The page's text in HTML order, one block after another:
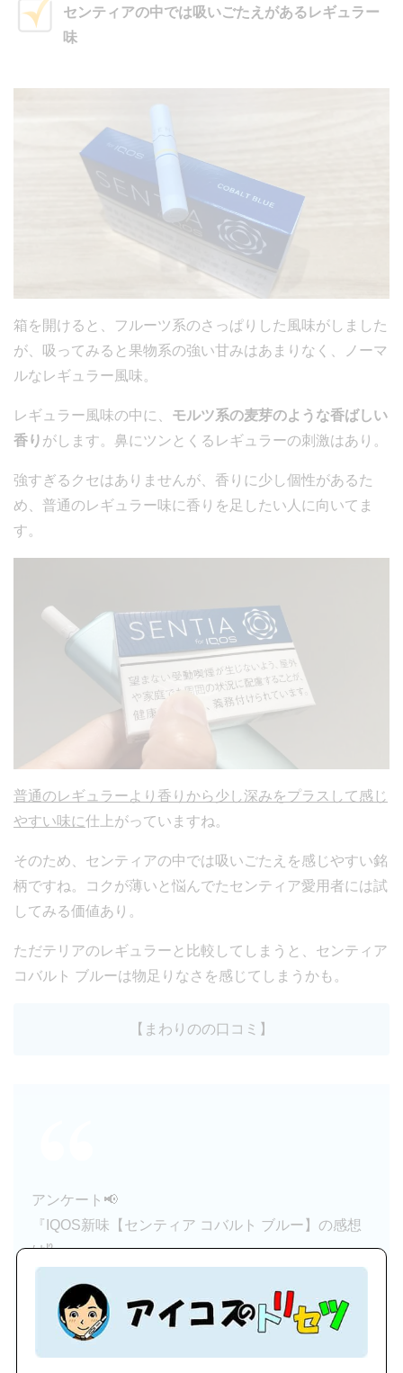
センティアの中では吸いごたえがあるレギュラー
味
箱を開けると、フルーツ系のさっぱりした風味がしました
が、吸ってみると果物系の強い甘みはあまりなく、ノーマ
ルなレギュラー風味。
レギュラー風味の中に、 モルツ系の麦芽のような香ばしい
香り がします。鼻にツンとくるレギュラーの刺激はあり。
強すぎるクセはありませんが、香りに少し個性があるた
め、普通のレギュラー味に香りを足したい人に向いてま
す。
普通のレギュラーより香りから少し深みをプラスして感じ
やすい味に仕上がっていますね。
そのため、センティアの中では吸いごたえを感じやすい銘
柄ですね。コクが薄いと悩んでたセンティア愛用者には試
してみる価値あり。
ただテリアのレギュラーと比較してしまうと、センティア
コバルト ブルーは物足りなさを感じてしまうかも。
【まわりのの口コミ】
アンケート📢
『IQOS新味【センティア コバルト ブルー】の感想
は⁉️』
— アイコスのトリセツ (@iqos_torisetu)July 8, 2026